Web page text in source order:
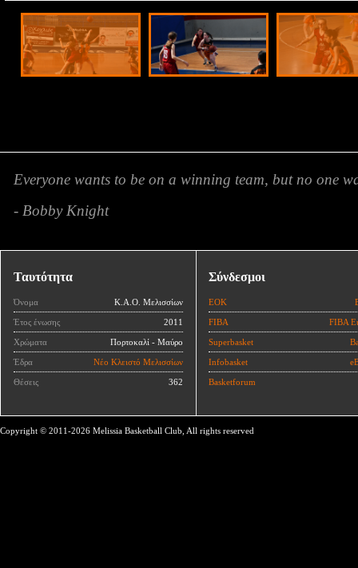
Everyone wants to be on a winning team, but no one
- Bobby Knight
Ταυτότητα
Όνομα Κ.Α.Ο. Μελισσίων
Έτος ένωσης 2011
Χρώματα Πορτοκαλί - Μαύρο
Έδρα Νέο Κλειστό Μελισσίων
Θέσεις 362
Σύνδεσμοι
ΕΟΚ
FIBA FIBA
Superbasket
Infobasket
Basketforum
Copyright © 2011-2026 Melissia Basketball Club, All rights reserved